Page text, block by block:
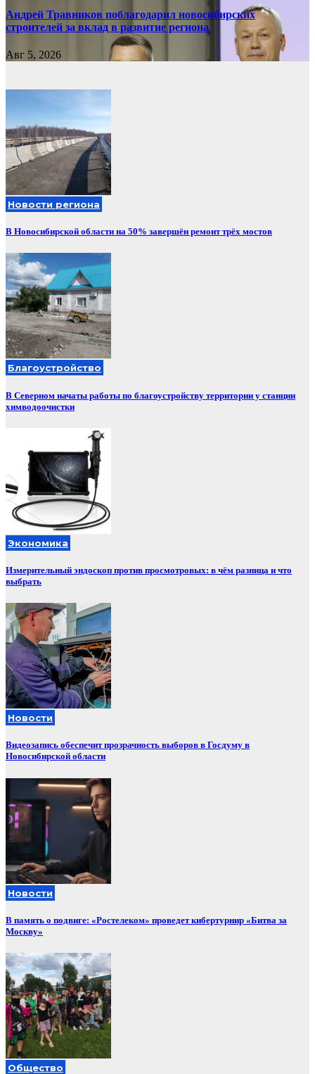
Андрей Травников поблагодарил новосибирских
строителей за вклад в развитие региона
Авг 5, 2026
Новости региона
В Новосибирской области на 50% завершён ремонт трёх мостов
Благоустройство
В Северном начаты работы по благоустройству территории у станции
химводоочистки
Экономика
Измерительный эндоскоп против просмотровых: в чём разница и что
выбрать
Новости
Видеозапись обеспечит прозрачность выборов в Госдуму в
Новосибирской области
Новости
В память о подвиге: «Ростелеком» проведет кибертурнир «Битва за
Москву»
Общество